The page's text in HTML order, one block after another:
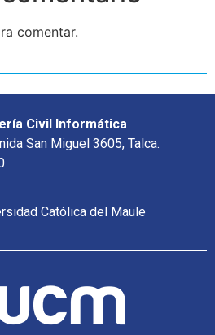
comentar.
Civil Informática
San Miguel 3605, Talca.
Católica del Maule